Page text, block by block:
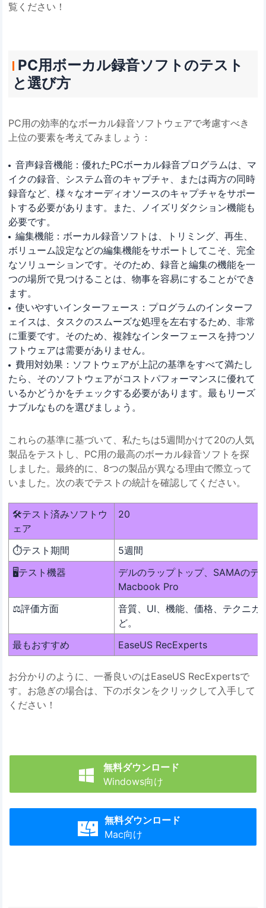
覧ください！
PC用ボーカル録音ソフトのテスト
と選び方
PC用の効率的なボーカル録音ソフトウェアで考慮すべき
上位の要素を考えてみましょう：
音声録音機能：優れたPCボーカル録音プログラムは、マ
イクの録音、システム音のキャプチャ、または両方の同時
録音など、様々なオーディオソースのキャプチャをサポー
トする必要があります。また、ノイズリダクション機能も
必要です。
編集機能：ボーカル録音ソフトは、トリミング、再生、
ボリューム設定などの編集機能をサポートしてこそ、完全
なソリューションです。そのため、録音と編集の機能を一
つの場所で見つけることは、物事を容易にすることができ
ます。
使いやすいインターフェース：プログラムのインターフ
ェイスは、タスクのスムーズな処理を左右するため、非常
に重要です。そのため、複雑なインターフェースを持つソ
フトウェアは需要がありません。
費用対効果：ソフトウェアが上記の基準をすべて満たし
たら、そのソフトウェアがコストパフォーマンスに優れて
いるかどうかをチェックする必要があります。最もリーズ
ナブルなものを選びましょう。
これらの基準に基づいて、私たちは5週間かけて20の人気
製品をテストし、PC用の最高のボーカル録音ソフトを探
しました。最終的に、8つの製品が異なる理由で際立って
いました。次の表でテストの統計を確認してください。
🛠️テスト済みソフトウ
ェア
20
⏱️テスト期間
5週間
🖥️テスト機器
デルのラップトップ、SAMAのデ
Macbook Pro
⚖️評価方面
音質、UI、機能、価格、テクニ
ど。
最もおすすめ
EaseUS RecExperts
お分かりのように、一番良いのはEaseUS RecExpertsで
す。お急ぎの場合は、下のボタンをクリックして入手して
ください！

無料ダウンロード
Windows向け

無料ダウンロード
Mac向け